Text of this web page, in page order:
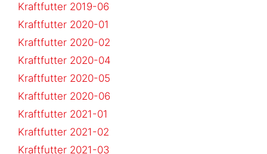
Kraftfutter 2019-06
Kraftfutter 2020-01
Kraftfutter 2020-02
Kraftfutter 2020-04
Kraftfutter 2020-05
Kraftfutter 2020-06
Kraftfutter 2021-01
Kraftfutter 2021-02
Kraftfutter 2021-03